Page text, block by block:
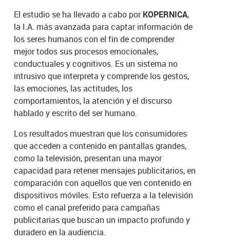
El estudio se ha llevado a cabo porKOPERNICA,
la I.A. más avanzada para captar información de
los seres humanos con el fin de comprender
mejor todos sus procesos emocionales,
conductuales y cognitivos. Es un sistema no
intrusivo que interpreta y comprende los gestos,
las emociones, las actitudes, los
comportamientos, la atención y el discurso
hablado y escrito del ser humano.
Los resultados muestran que los consumidores
que acceden a contenido en pantallas grandes,
como la televisión, presentan una mayor
capacidad para retener mensajes publicitarios, en
comparación con aquellos que ven contenido en
dispositivos móviles. Esto refuerza a la televisión
como el canal preferido para campañas
publicitarias que buscan un impacto profundo y
duradero en la audiencia.